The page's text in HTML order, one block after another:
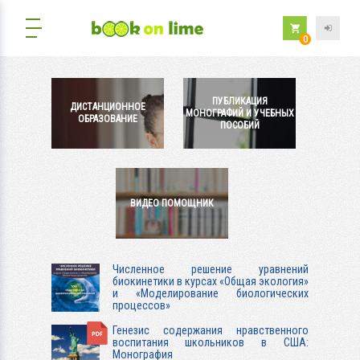
0
ДИСТАНЦИОННОЕ
ОБРАЗОВАНИЕ
ПУБЛИКАЦИЯ
МОНОГРАФИЙ И УЧЕБНЫХ
ПОСОБИЙ
ВИДЕО ПОМОЩНИК
Численное решение уравнений
биокинетики в курсах «Общая экология»
и «Моделирование биологических
процессов»
Генезис содержания нравственного
воспитания школьников в США:
Монография